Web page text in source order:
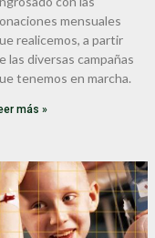
mensuales
realicemos, a partir
las diversas campañas
tenemos en marcha.
más »